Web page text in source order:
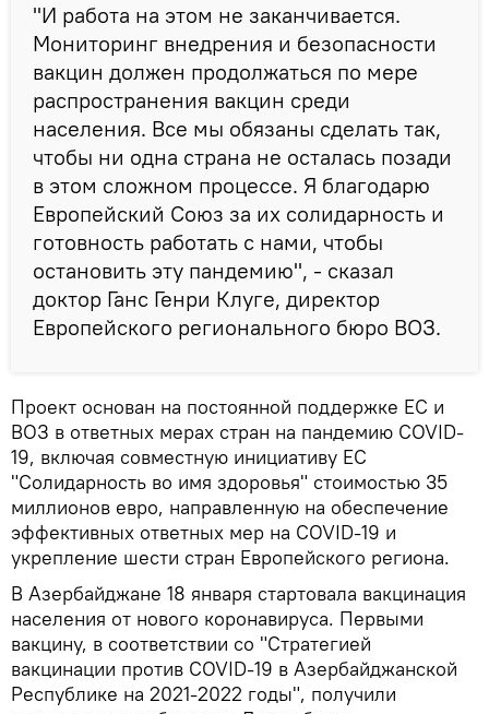
"И работа на этом не заканчивается.
Мониторинг внедрения и безопасности
вакцин должен продолжаться по мере
распространения вакцин среди
населения. Все мы обязаны сделать так,
чтобы ни одна страна не осталась позади
в этом сложном процессе. Я благодарю
Европейский Союз за их солидарность и
готовность работать с нами, чтобы
остановить эту пандемию", - сказал
доктор Ганс Генри Клуге, директор
Европейского регионального бюро ВОЗ.
Проект основан на постоянной поддержке ЕС и
ВОЗ в ответных мерах стран на пандемию COVID-
19, включая совместную инициативу ЕС
"Солидарность во имя здоровья" стоимостью 35
миллионов евро, направленную на обеспечение
эффективных ответных мер на COVID-19 и
укрепление шести стран Европейского региона.
В Азербайджане 18 января стартовала вакцинация
населения от нового коронавируса. Первыми
вакцину, в соответствии со "Стратегией
вакцинации против COVID-19 в Азербайджанской
Республике на 2021-2022 годы", получили